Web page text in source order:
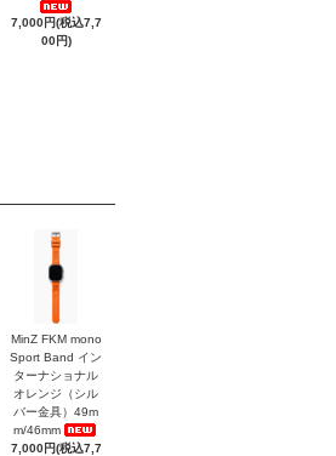
7,000円(税込7,7
00円)
MinZ FKM mono
Sport Band イン
ターナショナル
オレンジ（シル
バー金具）49m
m/46mm
7,000円(税込7,7